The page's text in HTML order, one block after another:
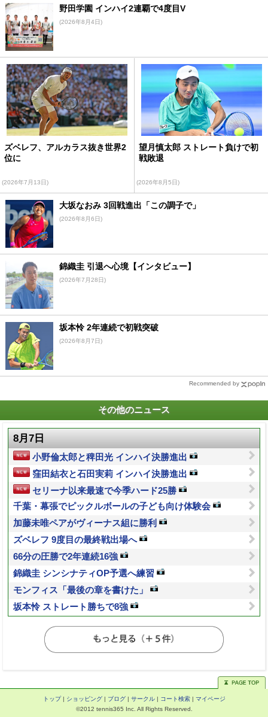
野田学園 インハイ2連覇で4度目V
(2026年8月4日)
ズベレフ、アルカラス抜き世界2
位に
(2026年7月13日)
望月慎太郎 ストレート負けで初
戦敗退
(2026年8月5日)
大坂なおみ 3回戦進出「この調子で」
(2026年8月6日)
錦織圭 引退へ心境【インタビュー】
(2026年7月28日)
坂本怜 2年連続で初戦突破
(2026年8月7日)
Recommended by
その他のニュース
8月7日
小野倫太郎と稗田光 インハイ決勝進出
窪田結衣と石田実莉 インハイ決勝進出
セリーナ以来最速で今季ハード25勝
千葉・幕張でピックルボールの子ども向け体験会
加藤未唯ペアがヴィーナス組に勝利
ズベレフ 9度目の最終戦出場へ
66分の圧勝で2年連続16強
錦織圭 シンシナティOP予選へ練習
モンフィス「最後の章を書けた」
坂本怜 ストレート勝ちで8強
トップ| ショッピング| ブログ| サークル| コート検索| マイページ
©2012 tennis365 Inc. All Rights Reserved.